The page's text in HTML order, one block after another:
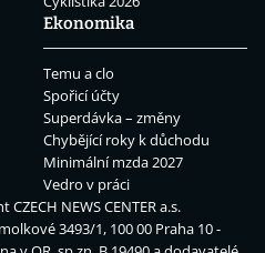
Ekonomika
Temu a clo
Spořicí účty
Superdávka – změny
Chybějící roky k důchodu
Minimální mzda 2027
Vedro v práci
CZECH NEWS CENTER a.s.
3493/1, 100 00 Praha 10 -